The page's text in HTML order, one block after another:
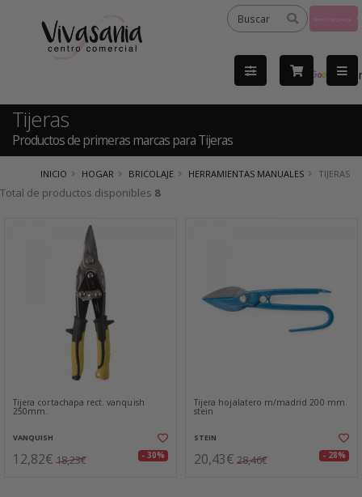
by
Tijeras
Productos de primeras marcas para Tijeras
INICIO HOGAR BRICOLAJE HERRAMIENTAS MANUALES TIJERAS
Total de productos disponibles 8
Tijera cortachapa rect. vanquish
250mm.
VANQUISH
12,82€ 18,23€ - 30%
Tijera hojalatero m/madrid 200 mm.
stein
STEIN
20,43€ 28,46€ - 28%